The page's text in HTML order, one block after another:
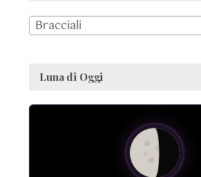
Bracciali
Luna di Oggi